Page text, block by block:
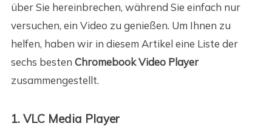
über Sie hereinbrechen, während Sie einfach nur
versuchen, ein Video zu genießen. Um Ihnen zu
helfen, haben wir in diesem Artikel eine Liste der
sechs besten Chromebook Video Player
zusammengestellt.
1. VLC Media Player